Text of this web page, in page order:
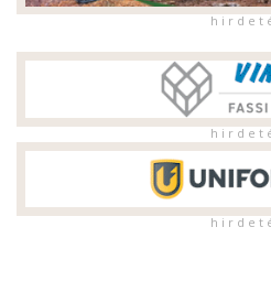
h i r d e t
h i r d e t
h i r d e t